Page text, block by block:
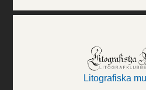
Litografiska